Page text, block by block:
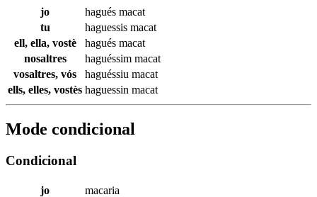
jo hagués macat
tu
haguessis macat
ell, ella, vostè
hagués macat
nosaltres
haguéssim macat
vosaltres, vós
haguéssiu macat
ells, elles, vostès haguessin macat
Mode condicional
Condicional
jo
macaria